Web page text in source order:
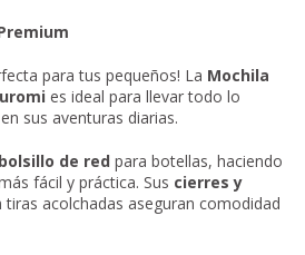
para tus pequeños! La Mochila
es ideal para llevar todo lo
sus aventuras diarias.
bolsillo de red para botellas, haciendo
fácil y práctica. Sus cierres y
tiras acolchadas aseguran comodidad